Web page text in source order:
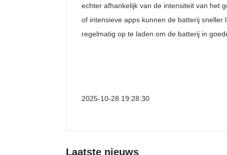
echter afhankelijk van de intensiteit van het
of intensieve apps kunnen de batterij sneller
regelmatig op te laden om de batterij in
2025-10-28 19:28:30
Laatste nieuws